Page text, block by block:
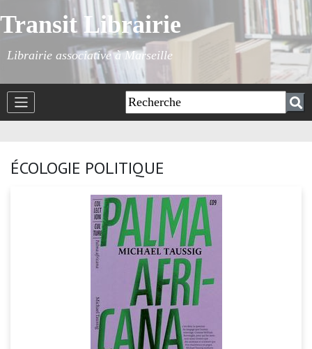
Transit Librairie
Librairie associative à Marseille
ÉCOLOGIE POLITIQUE